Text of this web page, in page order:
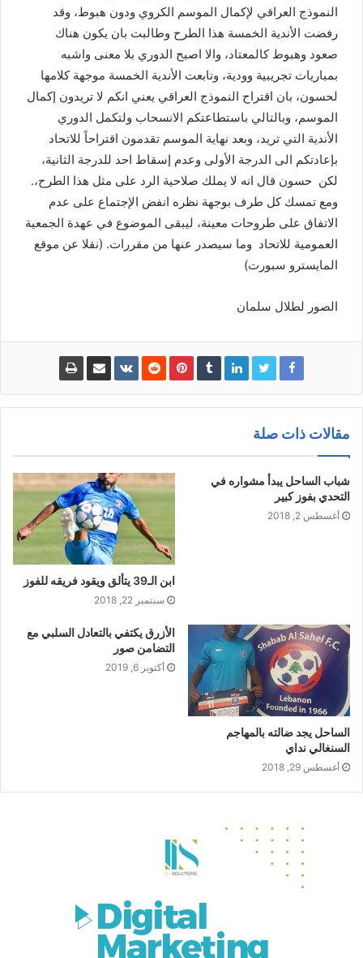
النموذج العراقي لإكمال الموسم الكروي ودون هبوط، وقد
رفضت الأندية الخمسة هذا الطرح وطالبت بان يكون هناك
صعود وهبوط كالمعتاد، والا اصبح الدوري بلا معنى واشبه
بمباريات تجريبية وودية، وتابعت الأندية الخمسة موجهة كلامها
لحسون، بان اقتراح النموذج العراقي يعني انكم لا تريدون إكمال
الموسم، وبالتالي باستطاعتكم الانسحاب ولتكمل الدوري
الأندية التي تريد، وبعد نهاية الموسم تقدمون اقتراحاً للاتحاد
بإعادتكم الى الدرجة الأولى وعدم إسقاط احد للدرجة الثانية،
لكن حسون قال انه لا يملك صلاحية الرد على مثل هذا الطرح،.
ومع تمسك كل طرف بوجهة نظره انفض الإجتماع على عدم
الاتفاق على طروحات معينة، ليبقى الموضوع في عهدة الجمعية
العمومية للاتحاد وما سيصدر عنها من مقررات. (نقلا عن موقع
المايسترو سبورت)
الصور لطلال سلمان
مقالات ذات صلة
شباب الساحل يبدأ مشواره في
التحدي بفوز كبير
أغسطس 2, 2018
ابن الـ39 يتألق ويقود فريقه للفوز
سبتمبر 22, 2018
الساحل يجد ضالته بالمهاجم
السنغالي نداي
أغسطس 29, 2018
الأزرق يكتفي بالتعادل السلبي مع
التضامن صور
أكتوبر 6, 2019